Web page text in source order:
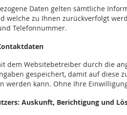
Daten gelten sämtliche
welche zu Ihnen zurückverfolgt
Telefonnummer.
dem Websitebetreiber durch die
gespeichert, damit auf diese
werden kann. Ohne Ihre
Auskunft, Berichtigung und